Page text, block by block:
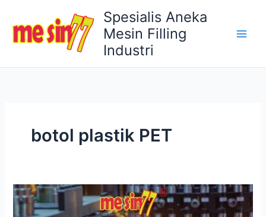
konten
Spesialis Aneka
Mesin Filling
Industri
botol plastik PET